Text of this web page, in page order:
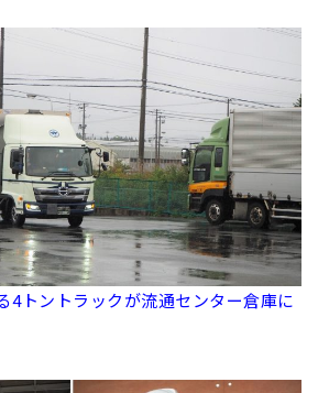
トントラックが流通センター倉庫に